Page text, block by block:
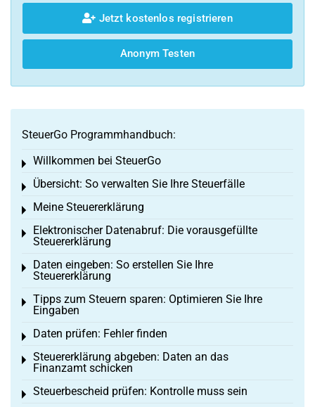
Jetzt kostenlos registrieren
Anonym Testen
SteuerGo Programmhandbuch:
Willkommen bei SteuerGo
Toggle menu
Übersicht: So verwalten Sie Ihre Steuerfälle
Toggle menu
Meine Steuererklärung
Toggle menu
Elektronischer Datenabruf: Die vorausgefüllte
Steuererklärung
Toggle menu
Daten eingeben: So erstellen Sie Ihre
Steuererklärung
Toggle menu
Tipps zum Steuern sparen: Optimieren Sie Ihre
Eingaben
Toggle menu
Daten prüfen: Fehler finden
Toggle menu
Steuererklärung abgeben: Daten an das
Finanzamt schicken
Toggle menu
Steuerbescheid prüfen: Kontrolle muss sein
Toggle menu